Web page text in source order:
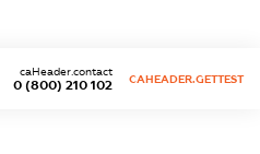
0 (800) 210 102
caHeader.contact
CAHEADER.GETTEST